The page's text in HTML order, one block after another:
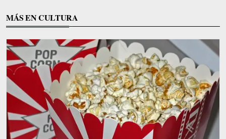
MÁS EN CULTURA